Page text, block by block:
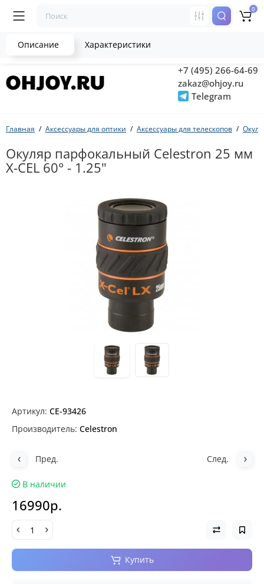
+7 (495) 266-64-69
zakaz@ohjoy.ru
Telegram
0
Главная Аксессуары для оптики Аксессуары для телескопов
Окуляр парфокальный Celestron 25 мм
X-CEL 60° - 1.25"
Артикул: CE-93426
Производитель: Celestron
Пред. След.
В наличии
16990р.
Купить
Описание Характеристики